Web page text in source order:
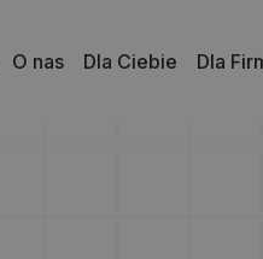
O nas Dla Ciebie Dla